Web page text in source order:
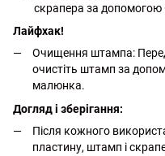
скрапера за допомогою
Лайфхак!
Очищення штампа:
очистіть штамп за
малюнка.
Догляд і зберігання:
Після кожного
пластину, штамп і